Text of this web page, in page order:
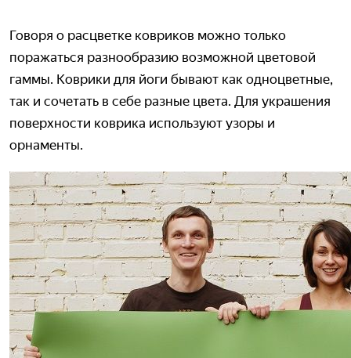
Говоря о расцветке ковриков можно только
поражаться разнообразию возможной цветовой
гаммы. Коврики для йоги бывают как одноцветные,
так и сочетать в себе разные цвета. Для украшения
поверхности коврика используют узоры и
орнаменты.